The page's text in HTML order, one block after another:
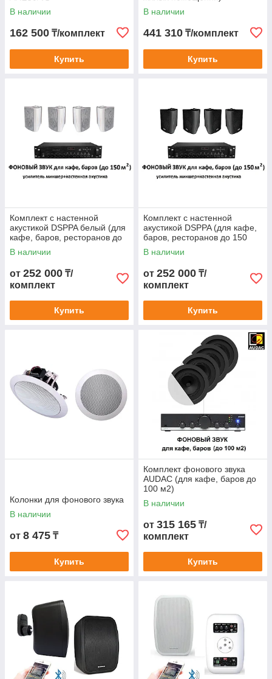
В наличии
162 500 ₸/комплект
Купить
В наличии
441 310 ₸/комплект
Купить
Комплект с настенной
акустикой DSPPA белый (для
кафе, баров, ресторанов до
150 м2)
В наличии
от 252 000 ₸/
комплект
Купить
Комплект с настенной
акустикой DSPPA (для кафе,
баров, ресторанов до 150
м2)
В наличии
от 252 000 ₸/
комплект
Купить
Колонки для фонового звука
В наличии
от 8 475 ₸
Купить
Комплект фонового звука
AUDAC (для кафе, баров до
100 м2)
В наличии
от 315 165 ₸/
комплект
Купить